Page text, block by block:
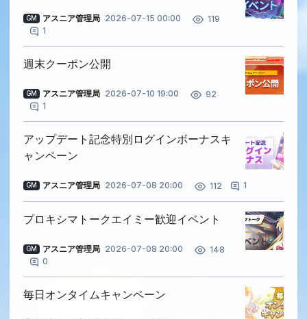
GM アスニア管理局 2026-07-15 00:00
119
1
週末クーポン公開
GM アスニア管理局 2026-07-10 19:00
92
1
アップデート記念特別ログインボーナスキ
ャンペーン
GM アスニア管理局 2026-07-08 20:00 112 1
プロキシマトークエイミー歓迎イベント
GM アスニア管理局 2026-07-08 20:00
148
0
毎日オンタイムキャンペーン